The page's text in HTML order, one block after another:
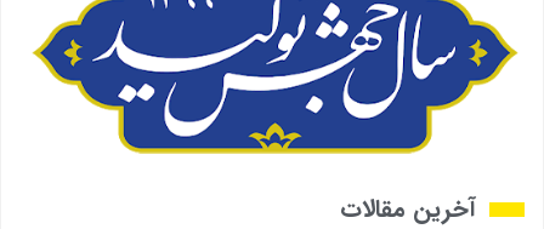
آخرین مقالات